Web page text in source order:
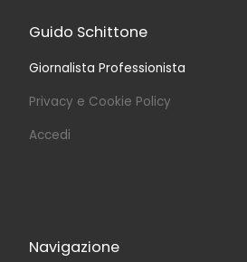
Guido Schittone
Giornalista Professionista
Privacy e Cookie Policy
Accedi
Navigazione